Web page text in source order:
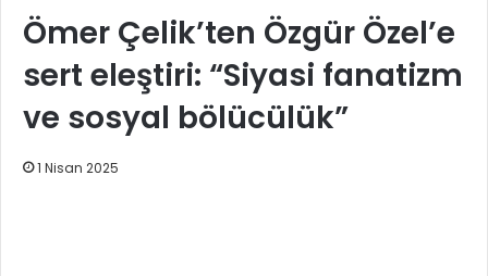
Ömer Çelik’ten Özgür Özel’e
sert eleştiri: “Siyasi fanatizm
ve sosyal bölücülük”
1 Nisan 2025